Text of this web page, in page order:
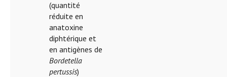
(quantité
réduite en
anatoxine
diphtérique et
en antigènes de
Bordetella
pertussis)